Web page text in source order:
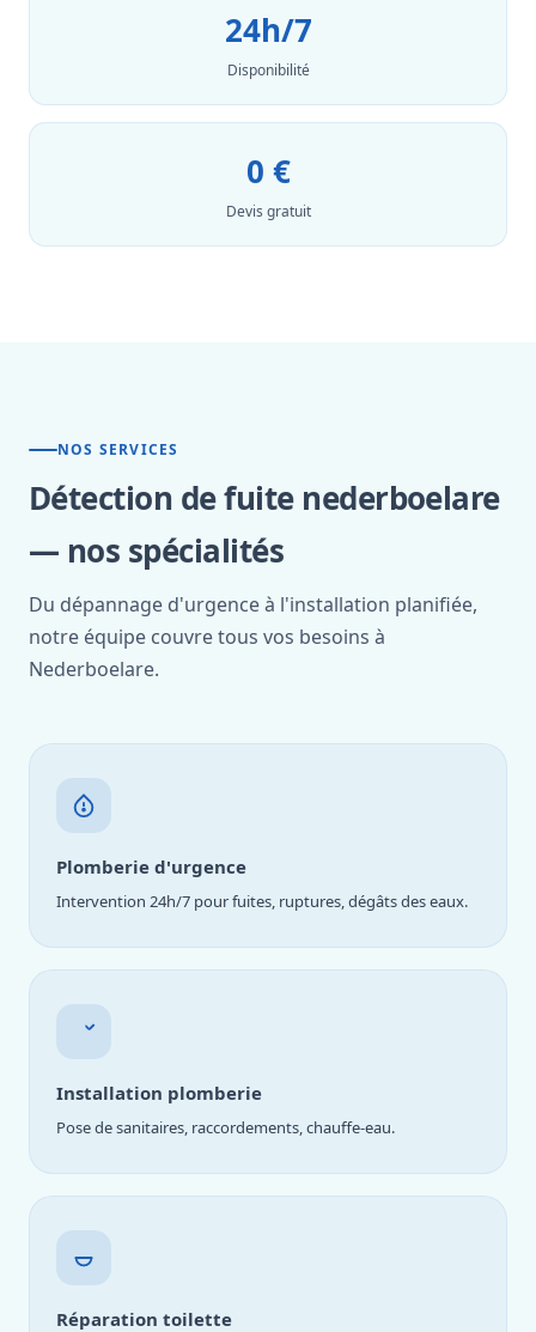
24h/7
Disponibilité
0 €
Devis gratuit
NOS SERVICES
Détection de fuite nederboelare
— nos spécialités
Du dépannage d'urgence à l'installation planifiée,
notre équipe couvre tous vos besoins à
Nederboelare.
Plomberie d'urgence
Intervention 24h/7 pour fuites, ruptures, dégâts des eaux.
Installation plomberie
Pose de sanitaires, raccordements, chauffe-eau.
Réparation toilette